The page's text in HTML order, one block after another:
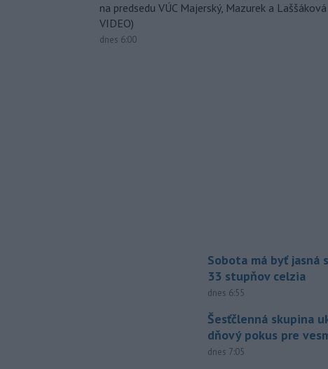
na predsedu VÚC Majerský, Mazurek a
VIDEO)
dnes 6:00
Sobota má byť jasná
33 stupňov celzia
dnes 6:55
Šesťčlenná skupina
dňový pokus pre
dnes 7:05